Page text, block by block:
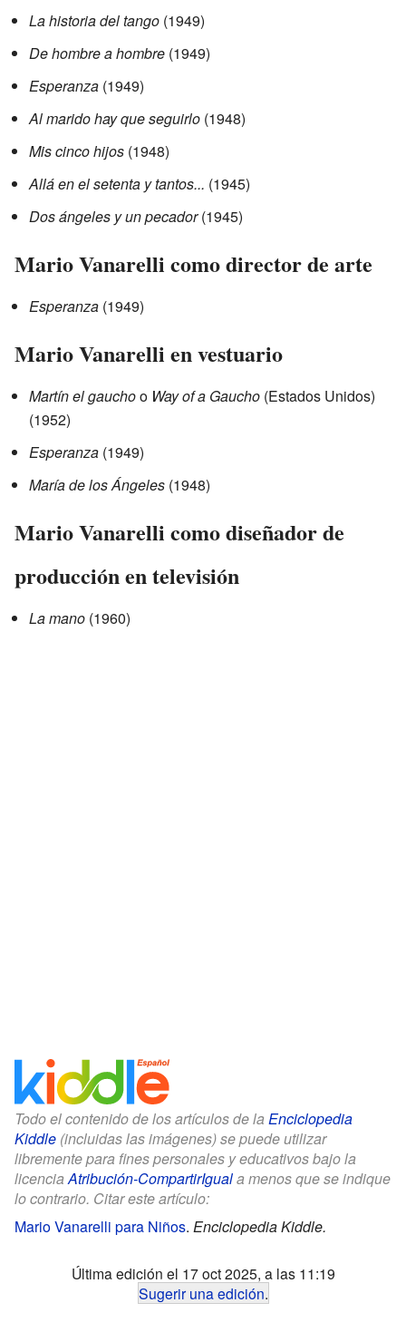
La historia del tango (1949)
De hombre a hombre (1949)
Esperanza (1949)
Al marido hay que seguirlo (1948)
Mis cinco hijos (1948)
Allá en el setenta y tantos... (1945)
Dos ángeles y un pecador(1945)
Mario Vanarelli como director de arte
Esperanza (1949)
Mario Vanarelli en vestuario
Martín el gauchoo Way of a Gaucho (Estados Unidos)
(1952)
Esperanza (1949)
María de los Ángeles (1948)
Mario Vanarelli como diseñador de
producción en televisión
La mano (1960)
Todo el contenido de los artículos de la Enciclopedia
Kiddle (incluidas las imágenes) se puede utilizar
libremente para fines personales y educativos bajo la
licenciaAtribución-CompartirIguala menos que se indique
lo contrario. Citar este artículo:
Mario Vanarelli para Niños. Enciclopedia Kiddle.
Última edición el 17 oct 2025, a las 11:19
Sugerir una edición.